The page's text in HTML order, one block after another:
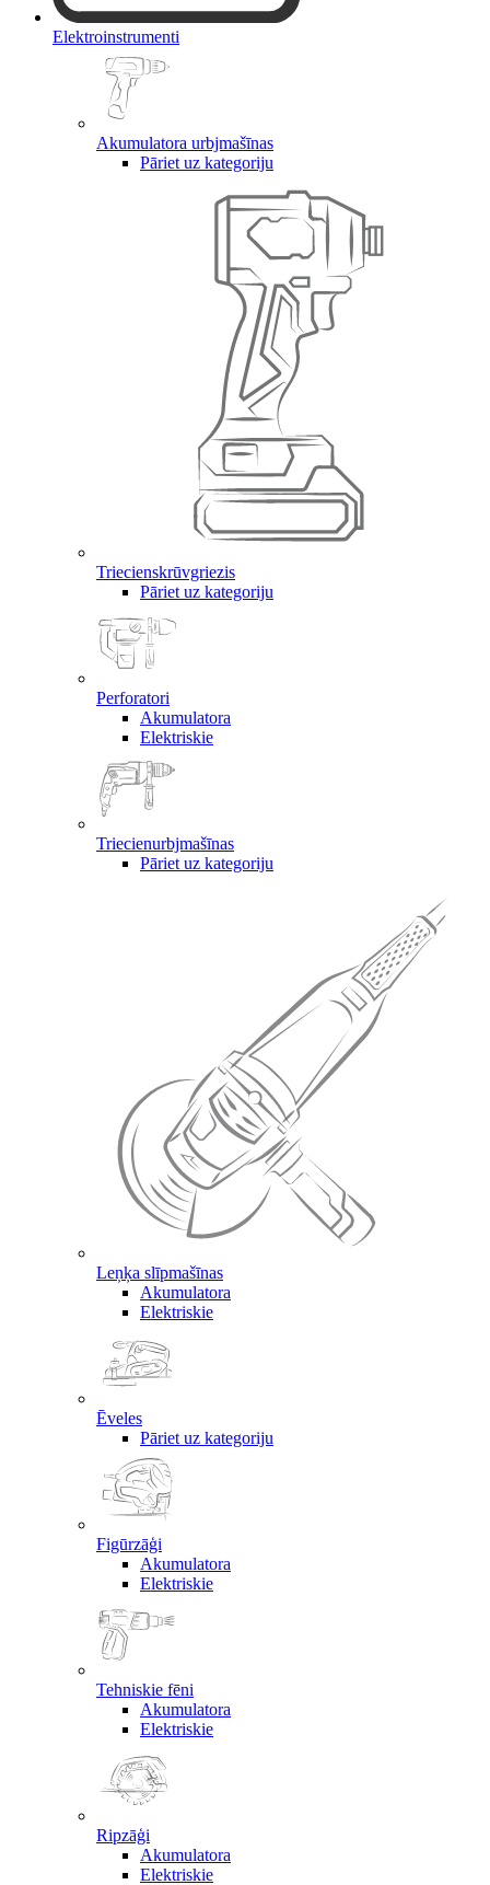
Elektroinstrumenti
Akumulatora urbjmašīnas
Pāriet uz kategoriju
Triecienskrūvgriezis
Pāriet uz kategoriju
Perforatori
Akumulatora
Elektriskie
Triecienurbjmašīnas
Pāriet uz kategoriju
Leņķa slīpmašīnas
Akumulatora
Elektriskie
Ēveles
Pāriet uz kategoriju
Figūrzāģi
Akumulatora
Elektriskie
Tehniskie fēni
Akumulatora
Elektriskie
Ripzāģi
Akumulatora
Elektriskie